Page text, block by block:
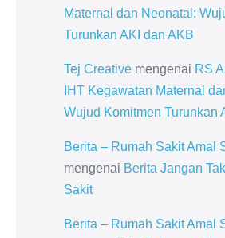
Maternal dan Neonatal:
Turunkan AKI dan AKB
Tej Creative mengenai RS
IHT Kegawatan Maternal
Wujud Komitmen Turunkan
Berita – Rumah Sakit Amal
mengenai Berita Jangan
Sakit
Berita – Rumah Sakit Amal